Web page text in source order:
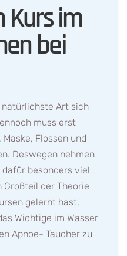
Kurs im
bei
natürlichste Art sich
muss erst
Flossen und
Deswegen nehmen
besonders viel
Großteil der Theorie
gelernt hast,
Wichtige im Wasser
Apnoe- Taucher zu